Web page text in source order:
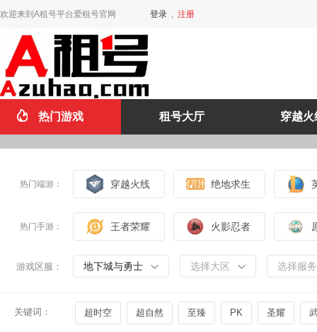
欢迎来到A租号平台爱租号官网 登录 , 注册
热门游戏 租号大厅 穿越火
热门端游： 穿越火线 绝地求生
热门手游： 王者荣耀 火影忍者
游戏区服： 地下城与勇士 选择大区 选择服
关键词： 超时空 超自然 至臻 PK 圣耀